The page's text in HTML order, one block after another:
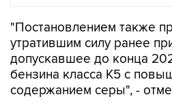
"Постановлением также
утратившим силу ранее
допускавшее до конца
бензина класса К5 с
содержанием серы", -